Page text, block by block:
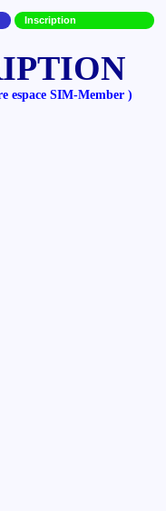
Inscription
SIM-Member )